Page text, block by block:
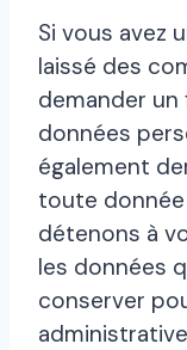
Si vous avez
laissé des
demander
données
également
toute
détenons à
les données
conserver